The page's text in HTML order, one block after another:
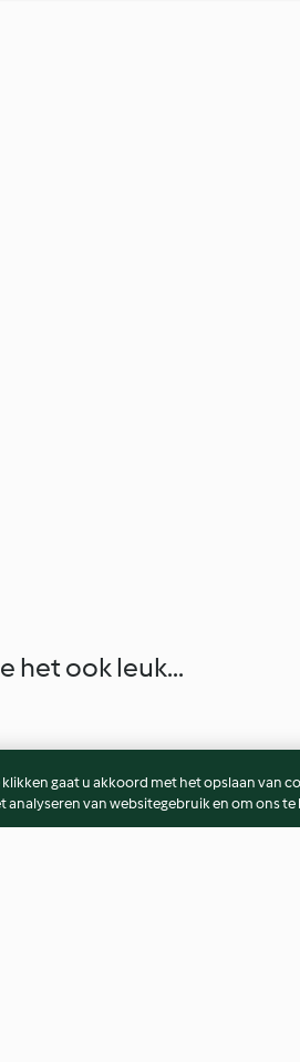
het ook leuk...
klikken gaat u akkoord met het opslaan van
analyseren van websitegebruik en om ons